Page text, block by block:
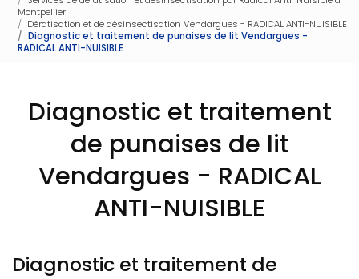
Montpellier
Dératisation et de désinsectisation Vendargues - RADICAL ANTI-NUISIBLE
Diagnostic et traitement de punaises de lit Vendargues -
RADICAL ANTI-NUISIBLE
Diagnostic et traitement
de punaises de lit
Vendargues - RADICAL
ANTI-NUISIBLE
Diagnostic et traitement de